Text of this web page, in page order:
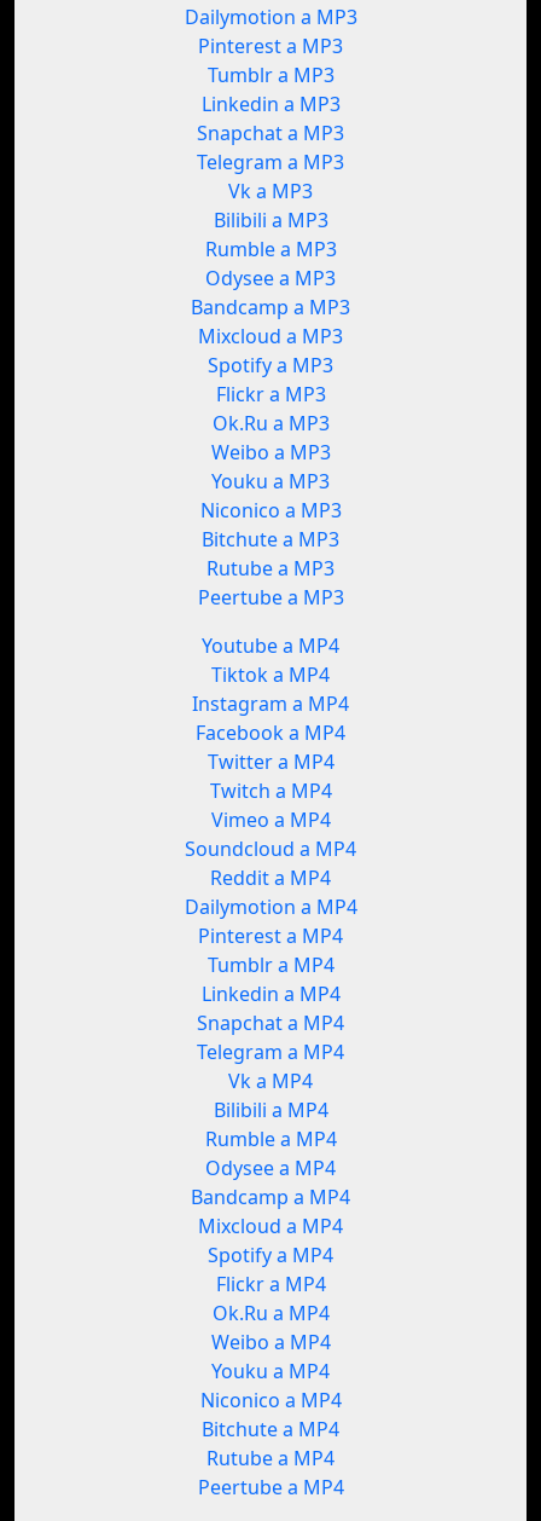
Dailymotion a MP3
Pinterest a MP3
Tumblr a MP3
Linkedin a MP3
Snapchat a MP3
Telegram a MP3
Vk a MP3
Bilibili a MP3
Rumble a MP3
Odysee a MP3
Bandcamp a MP3
Mixcloud a MP3
Spotify a MP3
Flickr a MP3
Ok.Ru a MP3
Weibo a MP3
Youku a MP3
Niconico a MP3
Bitchute a MP3
Rutube a MP3
Peertube a MP3
Youtube a MP4
Tiktok a MP4
Instagram a MP4
Facebook a MP4
Twitter a MP4
Twitch a MP4
Vimeo a MP4
Soundcloud a MP4
Reddit a MP4
Dailymotion a MP4
Pinterest a MP4
Tumblr a MP4
Linkedin a MP4
Snapchat a MP4
Telegram a MP4
Vk a MP4
Bilibili a MP4
Rumble a MP4
Odysee a MP4
Bandcamp a MP4
Mixcloud a MP4
Spotify a MP4
Flickr a MP4
Ok.Ru a MP4
Weibo a MP4
Youku a MP4
Niconico a MP4
Bitchute a MP4
Rutube a MP4
Peertube a MP4